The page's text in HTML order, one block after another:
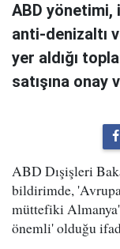
ABD yönetimi,
anti-denizaltı
yer aldığı
satışına onay
ABD Dışişleri
bildirimde,
müttefiki
önemli' olduğu